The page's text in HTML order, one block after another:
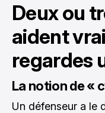
Deux ou
aident
regardes
La notion de «
Un défenseur a le